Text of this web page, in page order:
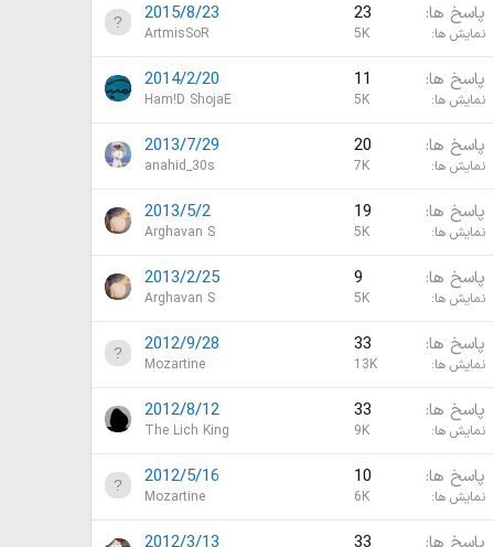
پاسخ ها 23
نمایش ها 5K
2015/8/23
ArtmisSoR
پاسخ ها 11
نمایش ها 5K
2014/2/20
Ham!D ShojaE
پاسخ ها 20
نمایش ها 7K
2013/7/29
anahid_30s
پاسخ ها 19
نمایش ها 5K
2013/5/2
Arghavan S
پاسخ ها 9
نمایش ها 5K
2013/2/25
Arghavan S
پاسخ ها 33
نمایش ها 13K
2012/9/28
Mozartine
پاسخ ها 33
نمایش ها 9K
2012/8/12
The Lich King
پاسخ ها 10
نمایش ها 6K
2012/5/16
Mozartine